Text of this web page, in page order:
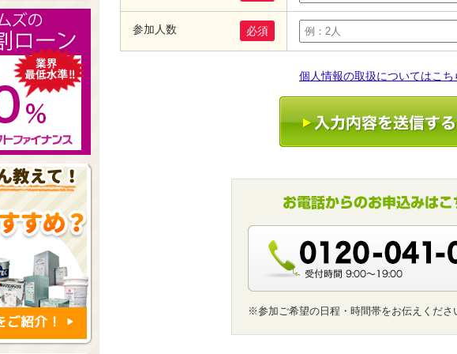
参加人数 必須
個人情報の取扱についてはこち
※参加ご希望の日程・時間帯をお伝えくださ